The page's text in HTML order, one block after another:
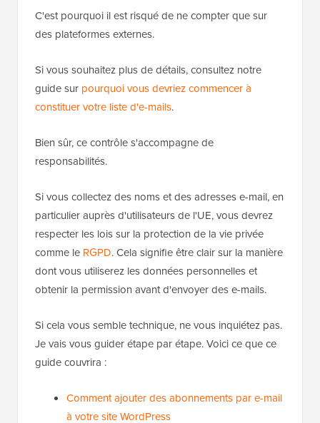
C'est pourquoi il est risqué de ne compter que sur
des plateformes externes.
Si vous souhaitez plus de détails, consultez notre
guide sur pourquoi vous devriez commencer à
constituer votre liste d'e-mails.
Bien sûr, ce contrôle s'accompagne de
responsabilités.
Si vous collectez des noms et des adresses e-mail, en
particulier auprès d'utilisateurs de l'UE, vous devrez
respecter les lois sur la protection de la vie privée
comme le RGPD. Cela signifie être clair sur la manière
dont vous utiliserez les données personnelles et
obtenir la permission avant d'envoyer des e-mails.
Si cela vous semble technique, ne vous inquiétez pas.
Je vais vous guider étape par étape. Voici ce que ce
guide couvrira :
Comment ajouter des abonnements par e-mail
à votre site WordPress